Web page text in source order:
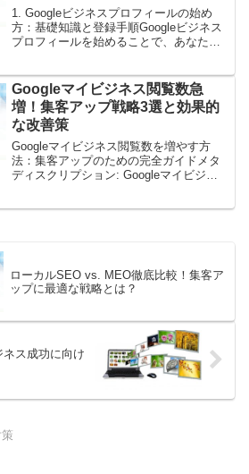
1. Googleビジネスプロフィールの始め
方：基礎知識と登録手順Googleビジネス
プロフィールを始めることで、あなたの
チを拡大する強力なツールとして、
Google...
Googleマイビジネス閲覧数急
増！集客アップ戦略3選と効果的
な改善策
Googleマイビジネス閲覧数を増やす方
法：集客アップのための完全ガイドメタ
ディスクリプション: Googleマイビジネ
ローカルSEO vs. MEO徹底比較！集客ア
ップに最適な戦略とは？
ス成功に向け